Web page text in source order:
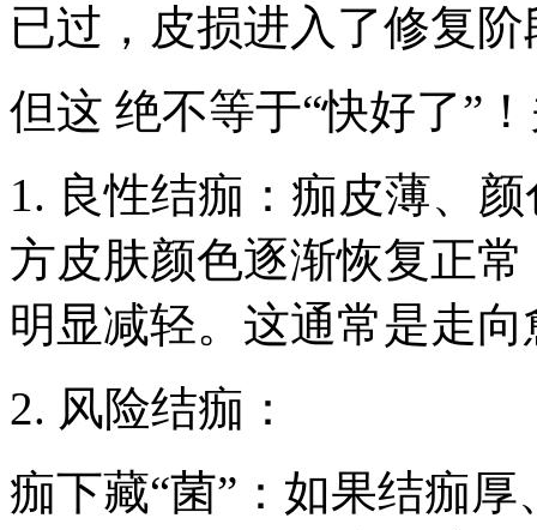
已过，皮损进入了修复阶
但这 绝不等于“快好了”
1. 良性结痂：痂皮薄、
方皮肤颜色逐渐恢复正
明显减轻。这通常是走
2. 风险结痂：
痂下藏“菌”：如果结痂